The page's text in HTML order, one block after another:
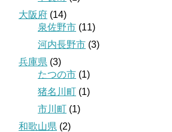
大阪府 (14)
泉佐野市 (11)
河内長野市 (3)
兵庫県 (3)
たつの市 (1)
猪名川町 (1)
市川町 (1)
和歌山県 (2)